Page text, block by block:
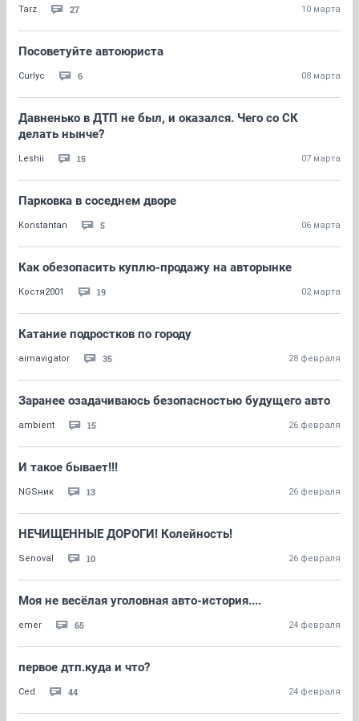
Tarz 27 10 марта
Посоветуйте автоюриста
Curlyc 6 08 марта
Давненько в ДТП не был, и оказался. Чего со СК
делать нынче?
Leshii 15 07 марта
Парковка в соседнем дворе
Konstantan 5 06 марта
Как обезопасить куплю-продажу на авторынке
Костя2001 19 02 марта
Катание подростков по городу
airnavigator 35 28 февраля
Заранее озадачиваюсь безопасностью будущего авто
ambient 15 26 февраля
И такое бывает!!!
NGSник 13 26 февраля
НЕЧИЩЕННЫЕ ДОРОГИ! Колейность!
Senoval 10 26 февраля
Моя не весёлая уголовная авто-история....
emer 65 24 февраля
первое дтп.куда и что?
Ced 44 24 февраля